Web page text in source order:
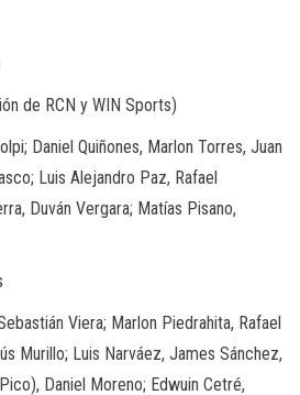
de RCN y WIN Sports)
Daniel Quiñones, Marlon Torres, Juan
Luis Alejandro Paz, Rafael
Duván Vergara; Matías Pisano,
Viera; Marlon Piedrahita, Rafael
Murillo; Luis Narváez, James Sánchez,
Daniel Moreno; Edwuin Cetré,